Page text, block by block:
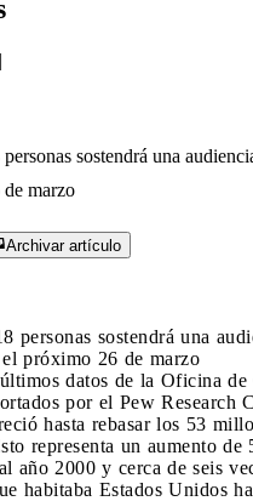
|
sostendrá una
marzo
Archivar artículo
personas sostendrá una
próximo 26 de marzo
datos de la Oficina de
por el Pew Research
hasta rebasar los 53
representa un aumento de
año 2000 y cerca de seis
habitaba Estados Unidos